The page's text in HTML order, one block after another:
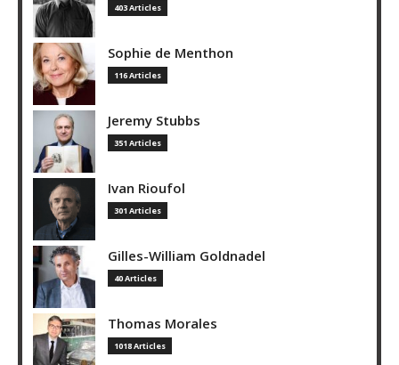
403 Articles
Sophie de Menthon
116 Articles
Jeremy Stubbs
351 Articles
Ivan Rioufol
301 Articles
Gilles-William Goldnadel
40 Articles
Thomas Morales
1018 Articles